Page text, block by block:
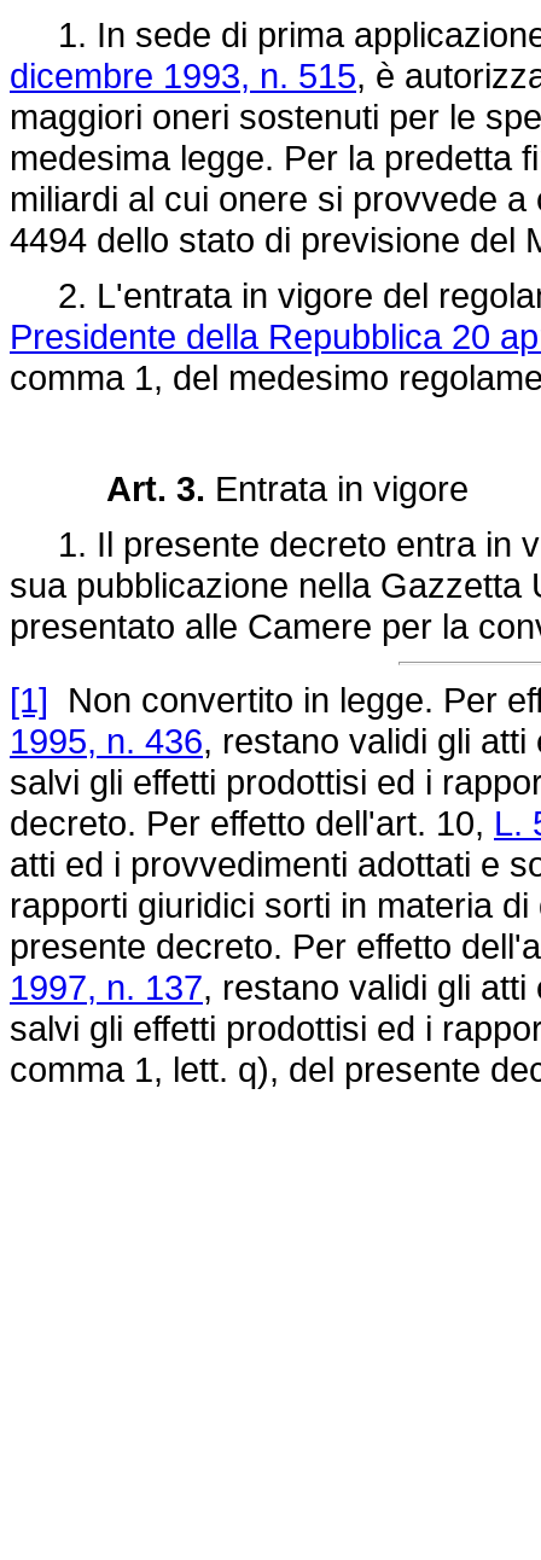
1. In sede di prima
dicembre 1993, n. 515, è
maggiori oneri sostenuti per le
medesima legge. Per la predetta
miliardi al cui onere si provvede
4494 dello stato di previsione del
2. L'entrata in vigore del
Presidente della Repubblica 20
comma 1, del medesimo
Art. 3. Entrata in vigore
1. Il presente decreto entra in
sua pubblicazione nella Gazzetta
presentato alle Camere per la
[1] Non convertito in legge. Per
1995, n. 436, restano validi gli
salvi gli effetti prodottisi ed i
decreto. Per effetto dell'art. 10, L.
atti ed i provvedimenti adottati e
rapporti giuridici sorti in materia
presente decreto. Per effetto
1997, n. 137, restano validi gli
salvi gli effetti prodottisi ed i
comma 1, lett. q), del presente